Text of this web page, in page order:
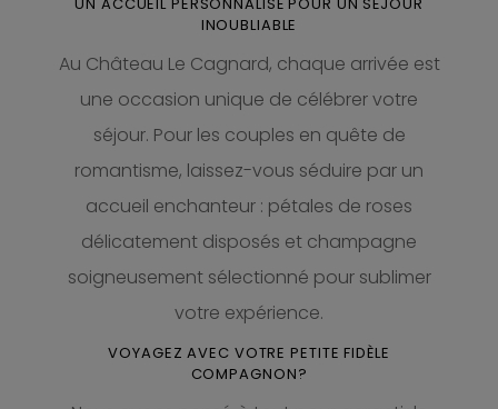
INOUBLIABLE
Au Château Le Cagnard, chaque arrivée est
une occasion unique de célébrer votre
séjour. Pour les couples en quête de
romantisme, laissez-vous séduire par un
accueil enchanteur : pétales de roses
délicatement disposés et champagne
soigneusement sélectionné pour sublimer
votre expérience.
VOYAGEZ AVEC VOTRE PETITE FIDÈLE
COMPAGNON?